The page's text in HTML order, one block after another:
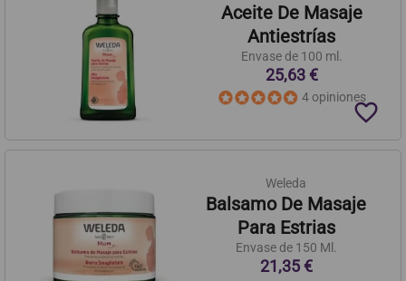
Aceite De Masaje
Antiestrías
Envase de 100 ml.
25,63 €
4 opiniones
favorite_border
Weleda
Balsamo De Masaje
Para Estrias
Envase de 150 Ml.
21,35 €